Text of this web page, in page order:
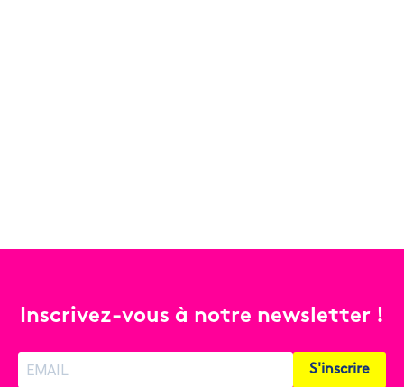
Inscrivez-vous à notre newsletter !
S'inscrire